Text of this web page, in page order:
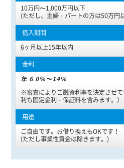
10万円〜1,000万円以下
(ただし、主婦・パートの方は50万円
6ヶ月以上15年以内
年 6.0%～14%
※審査によりご融資利率を決定させ
利も固定金利・保証料を含みます。）
ご自由です。お借り換えもOKです！
(ただし事業性資金は除きます。)